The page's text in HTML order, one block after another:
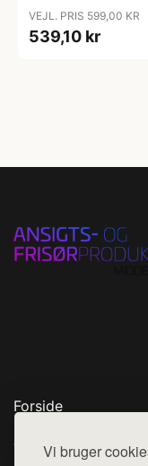
Vi bruger
VEJL. PRIS 599,00 KR
539,10 kr
Forside
Top Rabatter